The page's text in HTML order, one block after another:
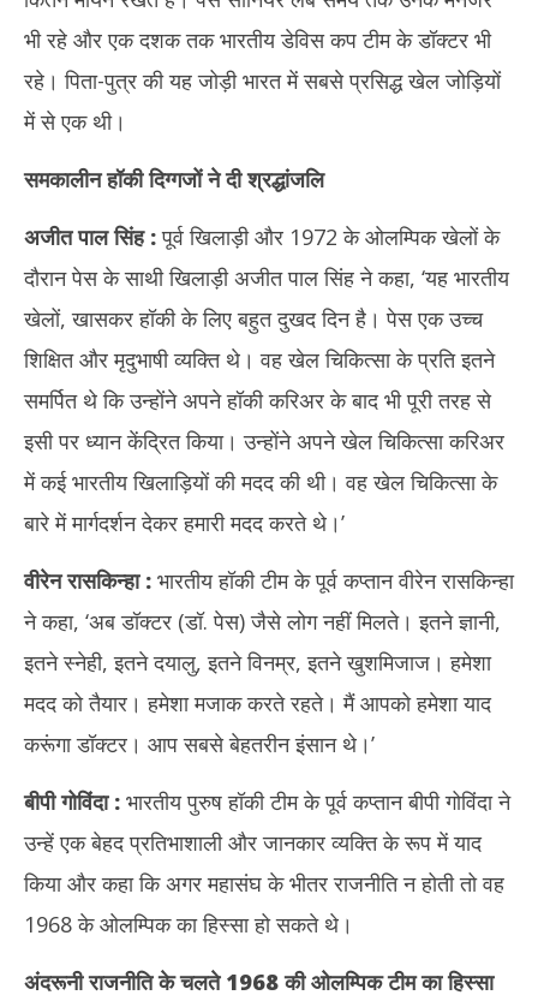
भी रहे और एक दशक तक भारतीय डेविस कप टीम के डॉक्टर भी
रहे। पिता-पुत्र की यह जोड़ी भारत में सबसे प्रसिद्ध खेल जोड़ियों
में से एक थी।
समकालीन हॉकी दिग्गजों ने दी श्रद्धांजलि
अजीत पाल सिंह :पूर्व खिलाड़ी और 1972 के ओलम्पिक खेलों के
दौरान पेस के साथी खिलाड़ी अजीत पाल सिंह ने कहा, ‘यह भारतीय
खेलों, खासकर हॉकी के लिए बहुत दुखद दिन है। पेस एक उच्च
शिक्षित और मृदुभाषी व्यक्ति थे। वह खेल चिकित्सा के प्रति इतने
समर्पित थे कि उन्होंने अपने हॉकी करिअर के बाद भी पूरी तरह से
इसी पर ध्यान केंद्रित किया। उन्होंने अपने खेल चिकित्सा करिअर
में कई भारतीय खिलाड़ियों की मदद की थी। वह खेल चिकित्सा के
बारे में मार्गदर्शन देकर हमारी मदद करते थे।’
वीरेन रासकिन्हा: भारतीय हॉकी टीम के पूर्व कप्तान वीरेन रासकिन्हा
ने कहा, ‘अब डॉक्टर (डॉ. पेस) जैसे लोग नहीं मिलते। इतने ज्ञानी,
इतने स्नेही, इतने दयालु, इतने विनम्र, इतने खुशमिजाज। हमेशा
मदद को तैयार। हमेशा मजाक करते रहते। मैं आपको हमेशा याद
करूंगा डॉक्टर। आप सबसे बेहतरीन इंसान थे।’
बीपी गोविंदा : भारतीय पुरुष हॉकी टीम के पूर्व कप्तान बीपी गोविंदा ने
उन्हें एक बेहद प्रतिभाशाली और जानकार व्यक्ति के रूप में याद
किया और कहा कि अगर महासंघ के भीतर राजनीति न होती तो वह
1968 के ओलम्पिक का हिस्सा हो सकते थे।
अंदरूनी राजनीति के चलते 1968 की ओलम्पिक टीम का हिस्सा